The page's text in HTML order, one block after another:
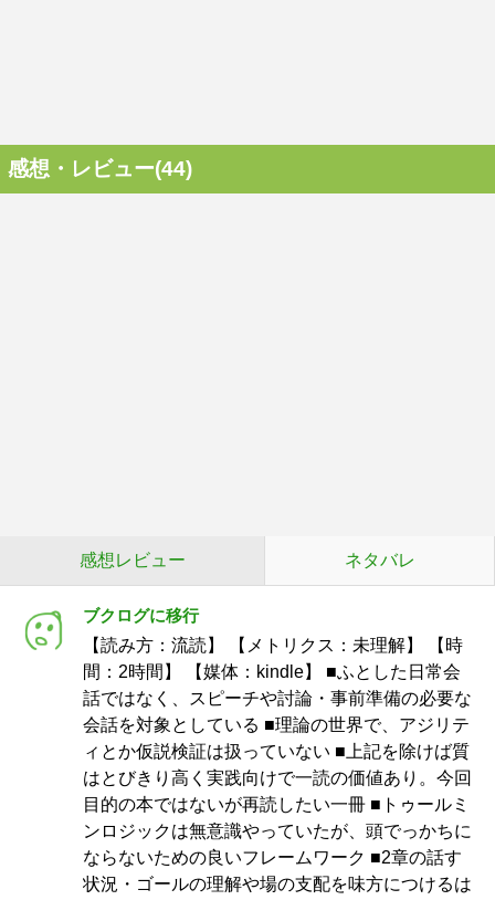
感想・レビュー(44)
感想レビュー ネタバレ
ブクログに移行
【読み方：流読】 【メトリクス：未理解】 【時
間：2時間】 【媒体：kindle】 ■ふとした日常会
話ではなく、スピーチや討論・事前準備の必要な
会話を対象としている ■理論の世界で、アジリテ
ィとか仮説検証は扱っていない ■上記を除けば質
はとびきり高く実践向けで一読の価値あり。今回
目的の本ではないが再読したい一冊 ■トゥールミ
ンロジックは無意識やっていたが、頭でっかちに
ならないための良いフレームワーク ■2章の話す
状況・ゴールの理解や場の支配を味方につけるは